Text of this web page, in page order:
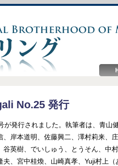
No.25 発行
発行されました。執筆者は、青山
、岸本道明、佐藤興二、澤村莉来、
英樹、でいしゅう、とうそん、中村
夫、宮中桂煥、山崎真孝、Yuji村上（